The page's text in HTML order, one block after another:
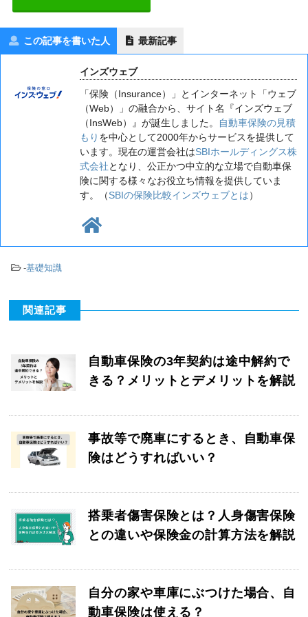
この記事を書いた人 最新記事
インズウェブ
「保険（Insurance）」とインターネット「ウェブ
（Web）」の融合から、サイト名『インズウェブ
（InsWeb）』が誕生しました。
自動車保険の見積
もり を中心として2000年からサービスを提供して
います。現在の運営会社はSBIホールディングス株
式会社となり、公正かつ中立的な立場で自動車保
険に関する様々なお役立ち情報を提供していま
す。（SBIの保険比較インズウェブとは）
-基礎知識
関連記事
自動車保険の3年契約は途中解約で
きる？メリットとデメリットを解説
事故等で廃車にするとき、自動車保
険はどうすればいい？
搭乗者傷害保険とは？人身傷害保険
との違いや保険金の計算方法を解説
自分の家や車庫にぶつけた場合、自
動車保険は使える？